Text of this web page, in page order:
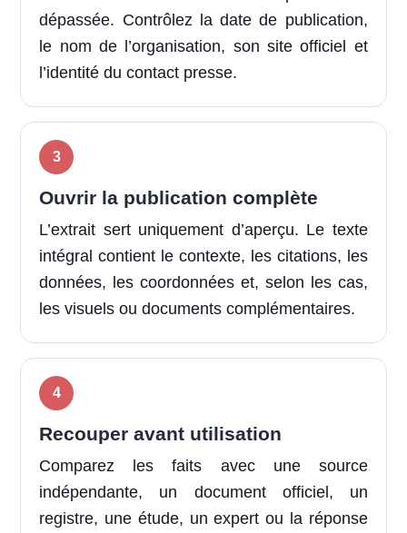
dépassée. Contrôlez la date de publication,
le nom de l’organisation, son site officiel et
l’identité du contact presse.
Ouvrir la publication complète
L’extrait sert uniquement d’aperçu. Le texte
intégral contient le contexte, les citations, les
données, les coordonnées et, selon les cas,
les visuels ou documents complémentaires.
Recouper avant utilisation
Comparez les faits avec une source
indépendante, un document officiel, un
registre, une étude, un expert ou la réponse